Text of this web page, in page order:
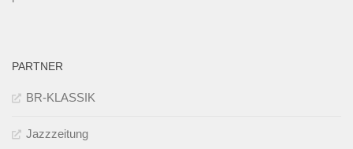
PARTNER
BR-KLASSIK
Jazzzeitung